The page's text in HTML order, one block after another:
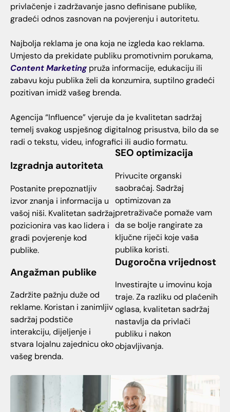
privlačenje i zadržavanje jasno definisane publike,
gradeći odnos zasnovan na povjerenju i autoritetu.
Najbolja reklama je ona koja ne izgleda kao reklama.
Umjesto da prekidate publiku promotivnim porukama,
Content Marketingpruža informacije, edukaciju ili
zabavu koju publika želi da konzumira, suptilno gradeći
pozitivan imidž vašeg brenda.
Agencija “Influence” vjeruje da je kvalitetan sadržaj
temelj svakog uspješnog digitalnog prisustva, bilo da se
radi o tekstu, videu, infografici ili audio formatu.
Izgradnja autoritetа
Postanite prepoznatljiv
izvor znanja i informacija u
vašoj niši. Kvalitetan sadržaj
pozicionira vas kao lidera i
gradi povjerenje kod
publike.
SEO optimizacija
Privucite organski
saobraćaj. Sadržaj
optimizovan za
pretraživače pomaže vam
da se bolje rangirate za
ključne riječi koje vaša
publika koristi.
Angažman publike
Zadržite pažnju duže od
reklame. Koristan i zanimljiv
sadržaj podstiče
interakciju, dijeljenje i
stvara lojalnu zajednicu oko
vašeg brenda.
Dugoročna vrijednost
Investirajte u imovinu koja
traje. Za razliku od plaćenih
oglasa, kvalitetan sadržaj
nastavlja da privlači
publiku i nakon
objavljivanja.